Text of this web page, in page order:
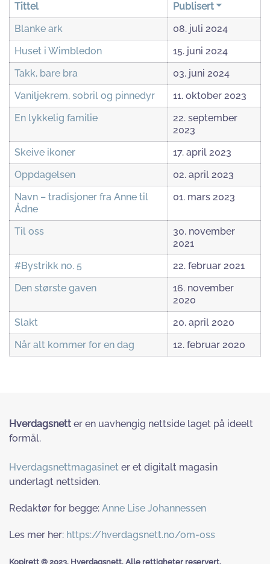
Tittel
Publisert
Blanke ark
08. juli 2024
Huset i Wimbledon
15. juni 2024
Takk, bare bra
03. juni 2024
Vaniljekrem, sobril og pinnedyr
11. oktober 2023
En lykkelig familie
22. september
2023
Skeive ikoner
17. april 2023
Oppdagelsen
02. april 2023
Navn – tradisjoner fra Anne til
Ådne
01. mars 2023
Til oss
30. november
2021
#Bystrikk no. 5
22. februar 2021
Den største gaven
16. november
2020
Slakt
20. april 2020
Når alt kommer for en dag
12. februar 2020
Hverdagsnett er en uavhengig nettside laget på ideelt
formål.
Hverdagsnettmagasinet er et digitalt magasin
underlagt nettsiden.
Redaktør for begge: Anne Lise Johannessen
Les mer her: https://hverdagsnett.no/om-oss
Kopirett © 2023. Hverdagsnett. Alle rettigheter reservert.